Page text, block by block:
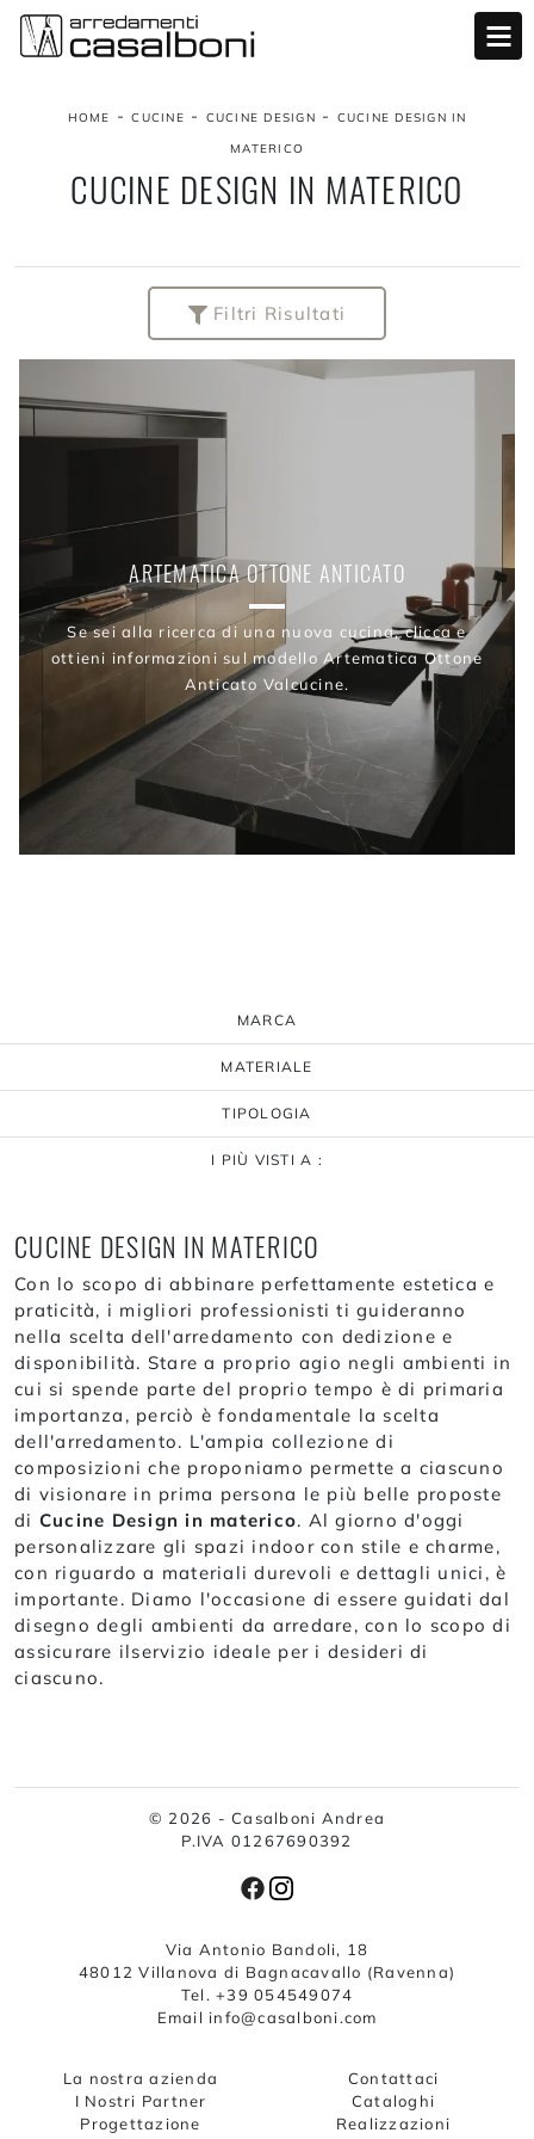
HOME -CUCINE - CUCINE DESIGN -
CUCINE DESIGN IN
MATERICO
CUCINE DESIGN IN MATERICO
Filtri Risultati
MARCA
MATERIALE
TIPOLOGIA
I PIÙ VISTI A :
ARTEMATICA OTTONE ANTICATO
Se sei alla ricerca di una nuova cucina, clicca e
ottieni informazioni sul modello Artematica Ottone
Anticato Valcucine.
CUCINE DESIGN IN MATERICO
Con lo scopo di abbinare perfettamente estetica e
praticità, i migliori professionisti ti guideranno
nella scelta dell'arredamento con dedizione e
disponibilità. Stare a proprio agio negli ambienti in
cui si spende parte del proprio tempo è di primaria
importanza, perciò è fondamentale la scelta
dell'arredamento. L'ampia collezione di
composizioni che proponiamo permette a ciascuno
di visionare in prima persona le più belle proposte
di Cucine Design in materico. Al giorno d'oggi
personalizzare gli spazi indoor con stile e charme,
con riguardo a materiali durevoli e dettagli unici, è
importante. Diamo l'occasione di essere guidati dal
disegno degli ambienti da arredare, con lo scopo di
assicurare ilservizio ideale per i desideri di
ciascuno.
© 2026 - Casalboni Andrea
P.IVA 01267690392
Via Antonio Bandoli, 18
48012 Villanova di Bagnacavallo (Ravenna)
Tel. +39 054549074
Email info@casalboni.com
La nostra azienda
I Nostri Partner
Progettazione
Contattaci
Cataloghi
Realizzazioni